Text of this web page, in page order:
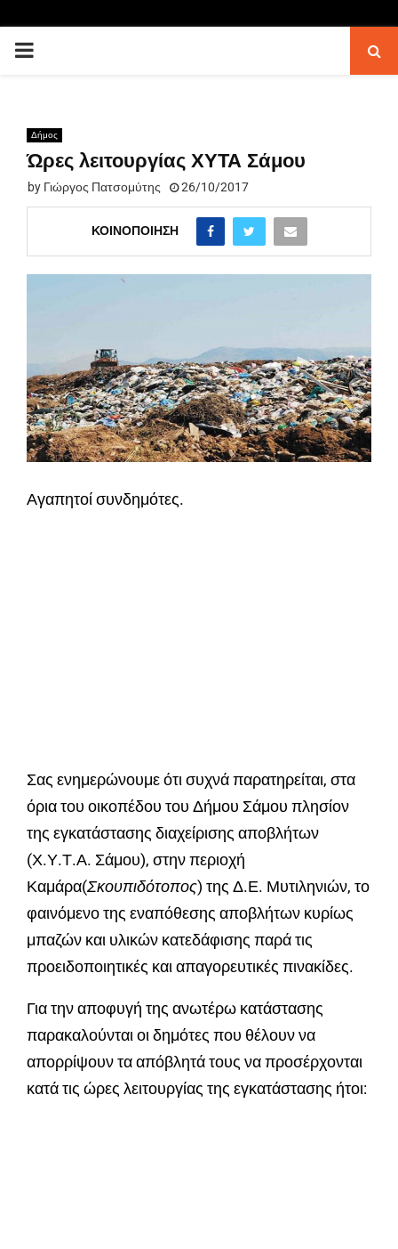
PRIMARY
Δήμος
Ώρες λειτουργίας ΧΥΤΑ Σάμου
by Γιώργος Πατσομύτης 26/10/2017
ΚΟΙΝΟΠΟΊΗΣΗ
Αγαπητοί συνδημότες.
Σας ενημερώνουμε ότι συχνά παρατηρείται, στα
όρια του οικοπέδου του Δήμου Σάμου πλησίον
της εγκατάστασης διαχείρισης αποβλήτων
(Χ.Υ.Τ.Α. Σάμου), στην περιοχή
Καμάρα(Σκουπιδότοπος) της Δ.Ε. Μυτιληνιών, το
φαινόμενο της εναπόθεσης αποβλήτων κυρίως
μπαζών και υλικών κατεδάφισης παρά τις
προειδοποιητικές και απαγορευτικές πινακίδες.
Για την αποφυγή της ανωτέρω κατάστασης
παρακαλούνται οι δημότες που θέλουν να
απορρίψουν τα απόβλητά τους να προσέρχονται
κατά τις ώρες λειτουργίας της εγκατάστασης ήτοι: